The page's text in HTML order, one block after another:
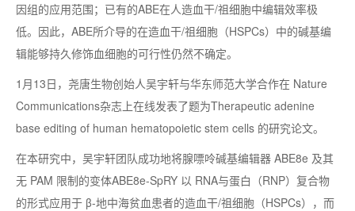
因组的应用范围；已有的ABE在人造血干/祖细胞中编辑效率极
低。因此，ABE所介导的在造血干/祖细胞（HSPCs）中的碱基编
辑能够持久修饰血细胞的可行性仍然不确定。
1月13日，尧唐生物创始人吴宇轩与华东师范大学合作在 Nature
Communications杂志上在线发表了题为Therapeutic adenine
base editing of human hematopoietic stem cells 的研究论文。
在本研究中，吴宇轩团队成功地将腺嘌呤碱基编辑器 ABE8e 及其
无 PAM 限制的变体ABE8e-SpRY 以 RNA与蛋白（RNP）复合物
的形式应用于 β-地中海贫血患者的造血干/祖细胞（HSPCs），而